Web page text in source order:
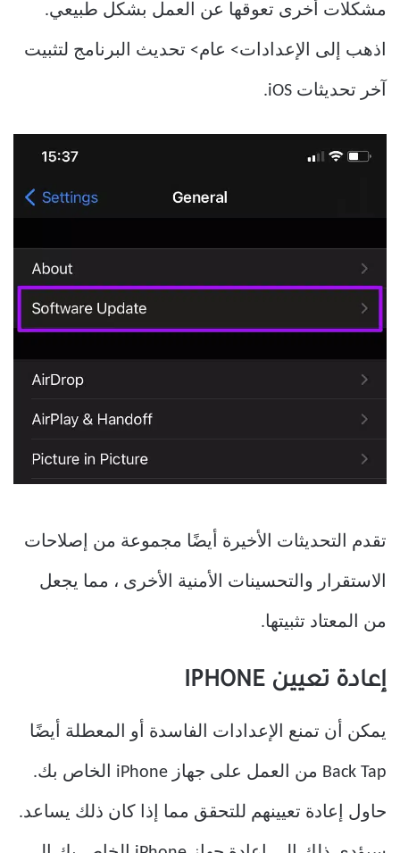
مشكلات أخرى تعوقها عن العمل بشكل طبيعي.
اذهب إلى الإعدادات> عام> تحديث البرنامج لتثبيت
آخر تحديثات iOS.
تقدم التحديثات الأخيرة أيضًا مجموعة من إصلاحات
الاستقرار والتحسينات الأمنية الأخرى ، مما يجعل
من المعتاد تثبيتها.
إعادة تعيين IPHONE
يمكن أن تمنع الإعدادات الفاسدة أو المعطلة أيضًا
Back Tap من العمل على جهاز iPhone الخاص بك.
حاول إعادة تعيينهم للتحقق مما إذا كان ذلك يساعد.